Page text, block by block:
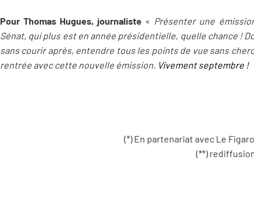
Pour Thomas Hugues, journaliste « Présenter une
Sénat, qui plus est en année présidentielle, quelle chance !
sans courir après, entendre tous les points de vue sans
rentrée avec cette nouvelle émission. Vivement septembre !
(*) En partenariat avec Le
(**)